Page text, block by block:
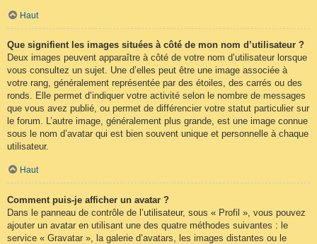
Haut
Que signifient les images situées à côté de mon nom d’utilisateur ?
Deux images peuvent apparaître à côté de votre nom d’utilisateur lorsque
vous consultez un sujet. Une d’elles peut être une image associée à
votre rang, généralement représentée par des étoiles, des carrés ou des
ronds. Elle permet d’indiquer votre activité selon le nombre de messages
que vous avez publié, ou permet de différencier votre statut particulier sur
le forum. L’autre image, généralement plus grande, est une image connue
sous le nom d’avatar qui est bien souvent unique et personnelle à chaque
utilisateur.
Haut
Comment puis-je afficher un avatar ?
Dans le panneau de contrôle de l’utilisateur, sous « Profil », vous pouvez
ajouter un avatar en utilisant une des quatre méthodes suivantes : le
service « Gravatar », la galerie d’avatars, les images distantes ou le